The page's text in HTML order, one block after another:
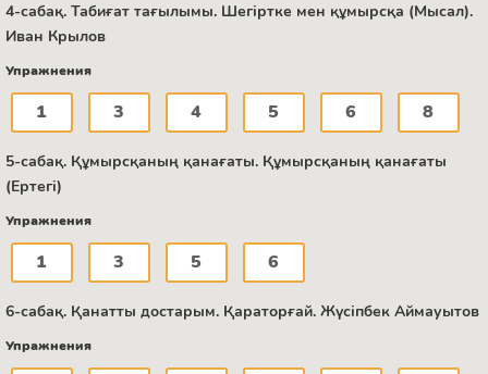
4-сабақ. Табиғат тағылымы. Шегіртке мен құмырсқа (Мысал).
Иван Крылов
Упражнения
1 3 4 5 6 8
5-сабақ. Құмырсқаның қанағаты. Құмырсқаның қанағаты
(Ертегі)
Упражнения
1 3 5 6
6-сабақ. Қанатты достарым. Қараторғай. Жүсіпбек Аймауытов
Упражнения